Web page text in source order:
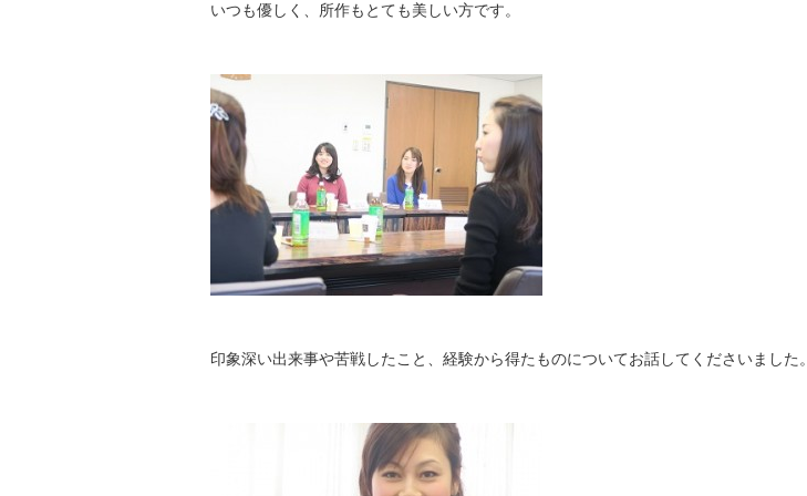
いつも優しく、所作もとても美しい方です。
印象深い出来事や苦戦したこと、経験から得たものについてお話してくださいました。